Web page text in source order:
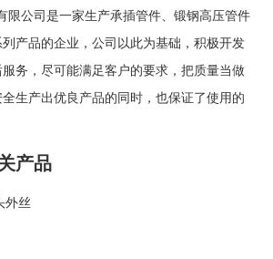
限公司是一家生产承插管件
锻钢高压管件
列产品的企业，公司以此为基础，积极开发
务，尽可能满足客户的要求，把质量当做
生产出优良产品的同时，也保证了使用的
产品
外丝